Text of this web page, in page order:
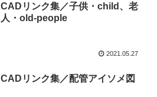
CADリンク集／子供・child、老
人・old-people
2021.05.27
CADリンク集／配管アイソメ図